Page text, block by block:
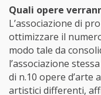
Quali opere
L’associazione di
ottimizzare il
modo tale da
l’associazione
di n.10 opere
artistici differenti,